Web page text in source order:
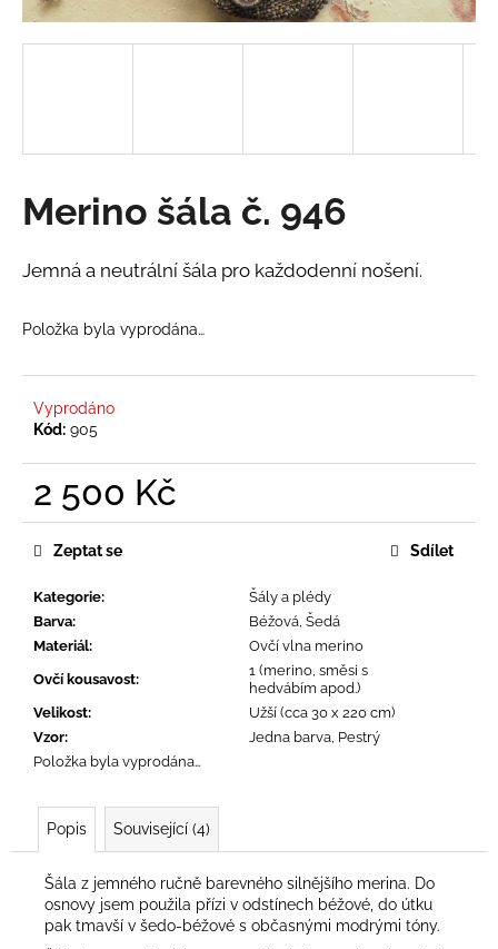
Merino šála č. 946
Jemná a neutrální šála pro každodenní nošení.
Položka byla vyprodána…
Vyprodáno
Kód: 905
2 500 Kč
Měrná
cena:
Kategorie:
Šály a plédy
Barva:
Béžová, Šedá
Materiál:
Ovčí vlna merino
Ovčí kousavost:
1 (merino, směsi s
hedvábím apod.)
Velikost:
Užší (cca 30 x 220 cm)
Vzor:
Jedna barva, Pestrý
Položka byla vyprodána…
Zeptat se Sdílet
Popis Související (4)
Šála z jemného ručně barevného silnějšího merina. Do
osnovy jsem použila přízi v odstínech béžové, do útku
pak tmavší v šedo-béžové s občasnými modrými tóny.
a
o
p
o
u
m
e